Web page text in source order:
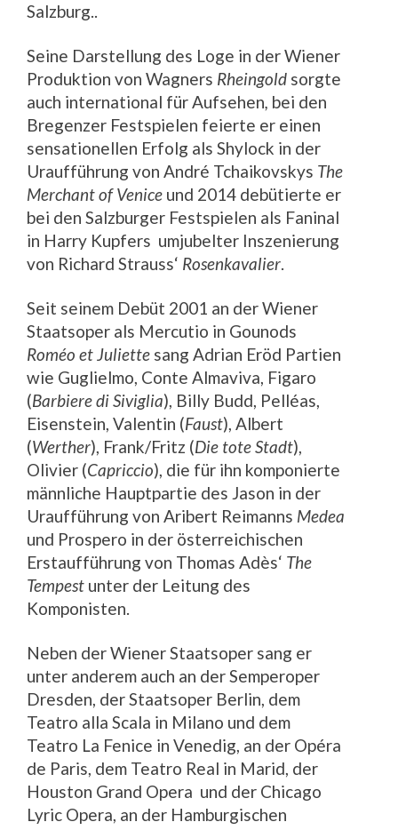
Salzburg..
Seine Darstellung des Loge in der Wiener
Produktion von Wagners Rheingold sorgte
auch international für Aufsehen, bei den
Bregenzer Festspielen feierte er einen
sensationellen Erfolg als Shylock in der
Uraufführung von André Tchaikovskys The
Merchant of Venice und 2014 debütierte er
bei den Salzburger Festspielen als Faninal
in Harry Kupfers umjubelter Inszenierung
von Richard Strauss‘ Rosenkavalier.
Seit seinem Debüt 2001 an der Wiener
Staatsoper als Mercutio in Gounods
Roméo et Juliette sang Adrian Eröd Partien
wie Guglielmo, Conte Almaviva, Figaro
(Barbiere di Siviglia), Billy Budd, Pelléas,
Eisenstein, Valentin (Faust), Albert
(Werther), Frank/Fritz (Die tote Stadt),
Olivier (Capriccio), die für ihn komponierte
männliche Hauptpartie des Jason in der
Uraufführung von Aribert Reimanns Medea
und Prospero in der österreichischen
Erstaufführung von Thomas Adès‘ The
Tempest unter der Leitung des
Komponisten.
Neben der Wiener Staatsoper sang er
unter anderem auch an der Semperoper
Dresden, der Staatsoper Berlin, dem
Teatro alla Scala in Milano und dem
Teatro La Fenice in Venedig, an der Opéra
de Paris, dem Teatro Real in Marid, der
Houston Grand Opera und der Chicago
Lyric Opera, an der Hamburgischen